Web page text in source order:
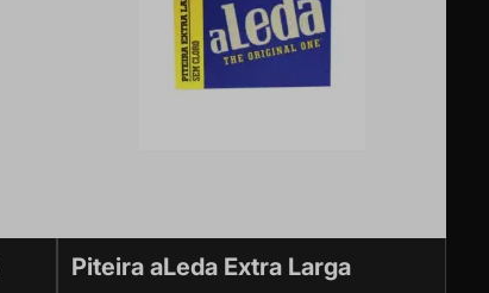
Piteira aLeda Extra Larga